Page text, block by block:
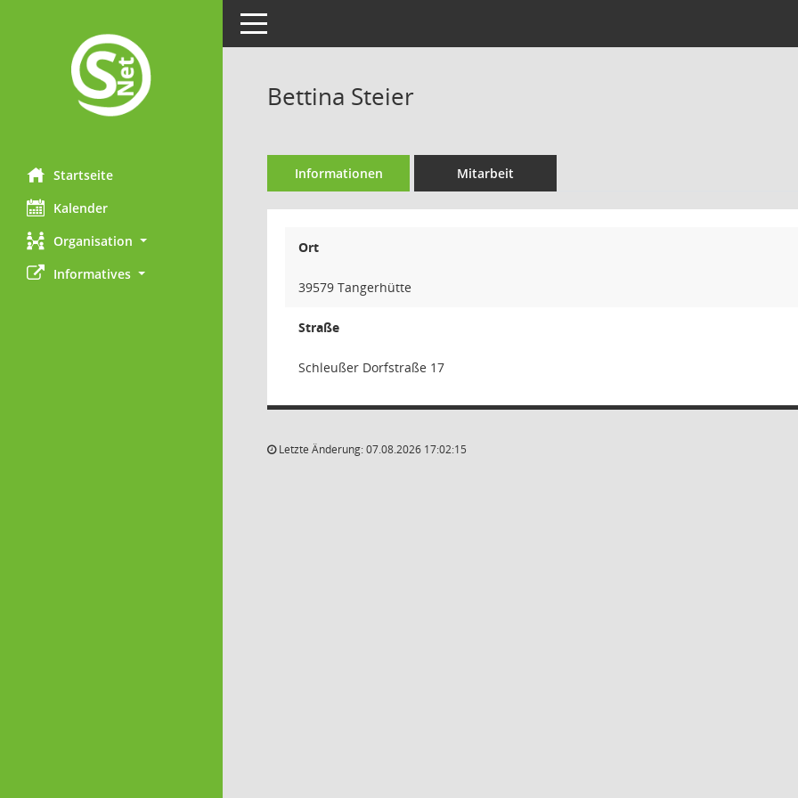
Startseite
Kalender
Organisation
Informatives
Toggle navigation
Bettina Steier
Informationen Mitarbeit
Ort
39579 Tangerhütte
Straße
Schleußer Dorfstraße 17
Letzte Änderung: 07.08.2026 17:02:15